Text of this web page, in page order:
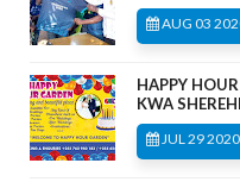
AUG 03
HAPPY
KWA
JUL 29 2020